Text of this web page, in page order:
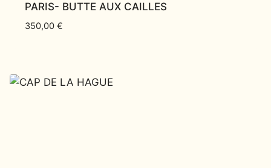
PARIS- BUTTE AUX CAILLES
350,00 €